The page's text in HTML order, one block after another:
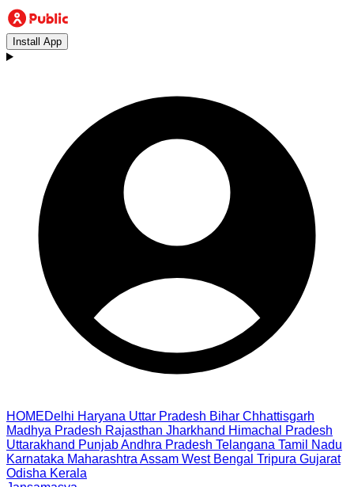
Install App
HOMEDelhi Haryana Uttar Pradesh Bihar Chhattisgarh
Madhya Pradesh Rajasthan Jharkhand Himachal Pradesh
Uttarakhand PunjabAndhra Pradesh Telangana Tamil Nadu
Karnataka Maharashtra Assam West Bengal Tripura Gujarat
Odisha Kerala